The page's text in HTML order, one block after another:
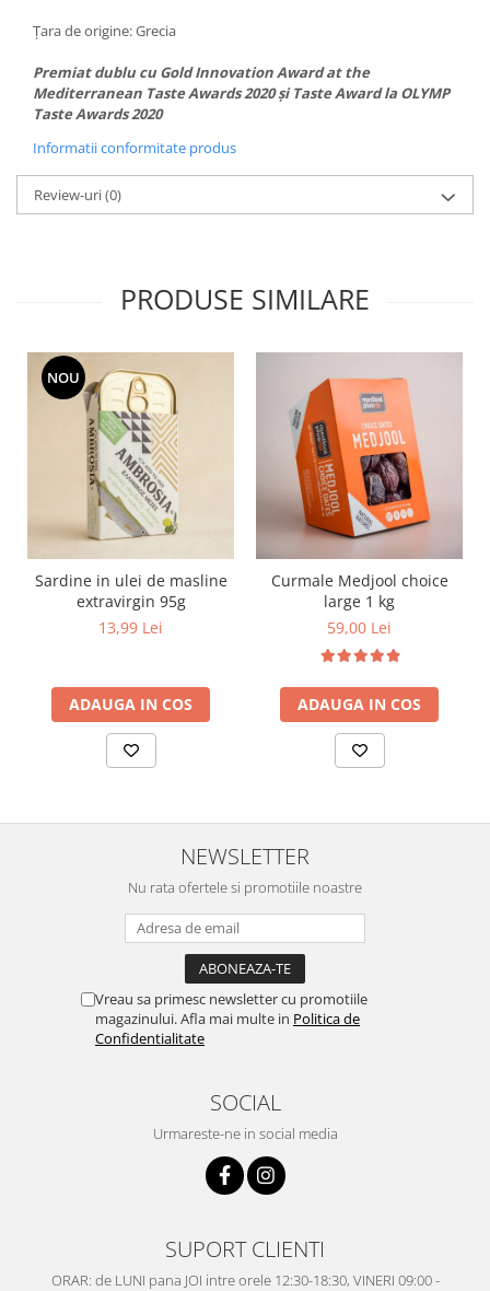
Țara de origine: Grecia
Premiat dublu cu Gold Innovation Award at the
Mediterranean Taste Awards 2020 și Taste Award la OLYMP
Taste Awards 2020
Informatii conformitate produs
Review-uri(0)
PRODUSE SIMILARE
NOU
Sardine in ulei de masline
extravirgin 95g
13,99 Lei
ADAUGA IN COS
Curmale Medjool choice
large 1 kg
59,00 Lei
ADAUGA IN COS
NEWSLETTER
Nu rata ofertele si promotiile noastre
Vreau sa primesc newsletter cu promotiile
magazinului. Afla mai multe in Politica de
Confidentialitate
SOCIAL
Urmareste-ne in social media
SUPORT CLIENTI
ORAR: de LUNI pana JOI intre orele 12:30-18:30, VINERI 09:00 -